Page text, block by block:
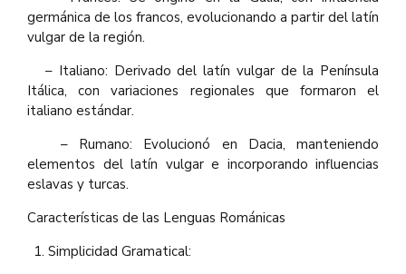
germánica de los francos, evolucionando a partir del latín
vulgar de la región.
– Italiano: Derivado del latín vulgar de la Península
Itálica, con variaciones regionales que formaron el
italiano estándar.
– Rumano: Evolucionó en Dacia, manteniendo
elementos del latín vulgar e incorporando influencias
eslavas y turcas.
Características de las Lenguas Románicas
Simplicidad Gramatical: